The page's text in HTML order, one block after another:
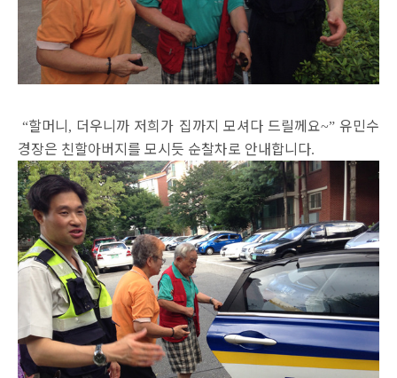
“할머니, 더우니까 저희가 집까지 모셔다 드릴께요~”유민수
경장은 친할아버지를 모시듯 순찰차로 안내합니다.